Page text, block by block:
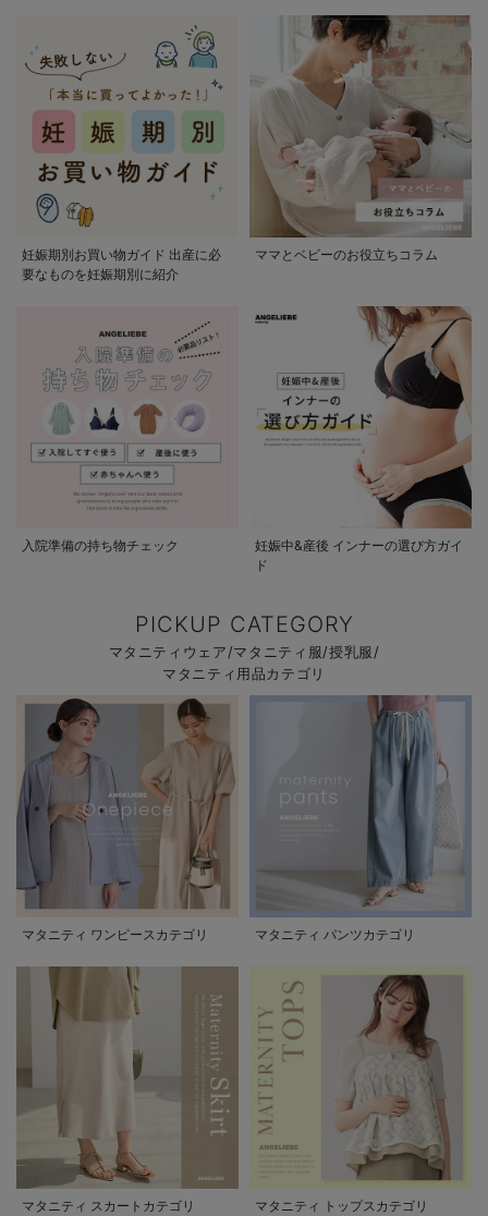
妊娠期別お買い物ガイド 出産に必
要なものを妊娠期別に紹介
ママとベビーのお役立ちコラム
入院準備の持ち物チェック
妊娠中&産後 インナーの選び方ガイ
ド
PICKUP CATEGORY
マタニティウェア/マタニティ服/授乳服/
マタニティ用品カテゴリ
マタニティ ワンピースカテゴリ マタニティ パンツカテゴリ
マタニティ スカートカテゴリ マタニティ トップスカテゴリ